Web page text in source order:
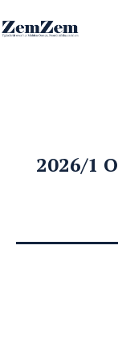
naar
2026/1